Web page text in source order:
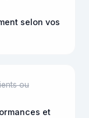
selon vos
ou
et